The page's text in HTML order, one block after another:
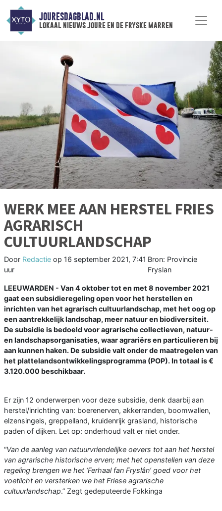
JOURESDAGBLAD.NL
lokaal nieuws joure en de fryske marren
WERK MEE AAN HERSTEL FRIES
AGRARISCH
CULTUURLANDSCHAP
Door Redactie op 16 september 2021, 7:41
uur
Bron: Provincie
Fryslan
LEEUWARDEN - Van 4 oktober tot en met 8 november 2021
gaat een subsidieregeling open voor het herstellen en
inrichten van het agrarisch cultuurlandschap, met het oog op
een aantrekkelijk landschap, meer natuur en biodiversiteit.
De subsidie is bedoeld voor agrarische collectieven, natuur-
en landschapsorganisaties, waar agrariërs en particulieren bij
aan kunnen haken. De subsidie valt onder de maatregelen van
het plattelandsontwikkelingsprogramma (POP). In totaal is €
3.120.000 beschikbaar.
Er zijn 12 onderwerpen voor deze subsidie, denk daarbij aan
herstel/inrichting van: boerenerven, akkerranden, boomwallen,
elzensingels, greppelland, kruidenrijk grasland, historische
paden of dijken. Let op: onderhoud valt er niet onder.
“Van de aanleg van natuurvriendelijke oevers tot aan het herstel
van agrarische historische erven; met het openstellen van deze
regeling brengen we het ‘Ferhaal fan Fryslân’ goed voor het
voetlicht en versterken we het Friese agrarische
cultuurlandschap.” Zegt gedeputeerde Fokkinga